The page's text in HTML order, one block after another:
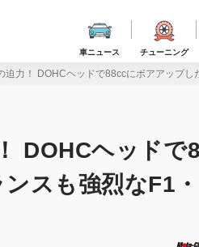
車ニュース チューニング
迫力！ DOHCヘッドで88ccにボアアップ
DOHCヘッドで
スも強烈なF1